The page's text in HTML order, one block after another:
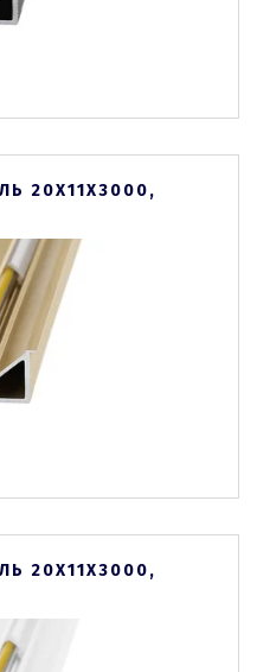
20Х11Х3000,
20Х11Х3000,